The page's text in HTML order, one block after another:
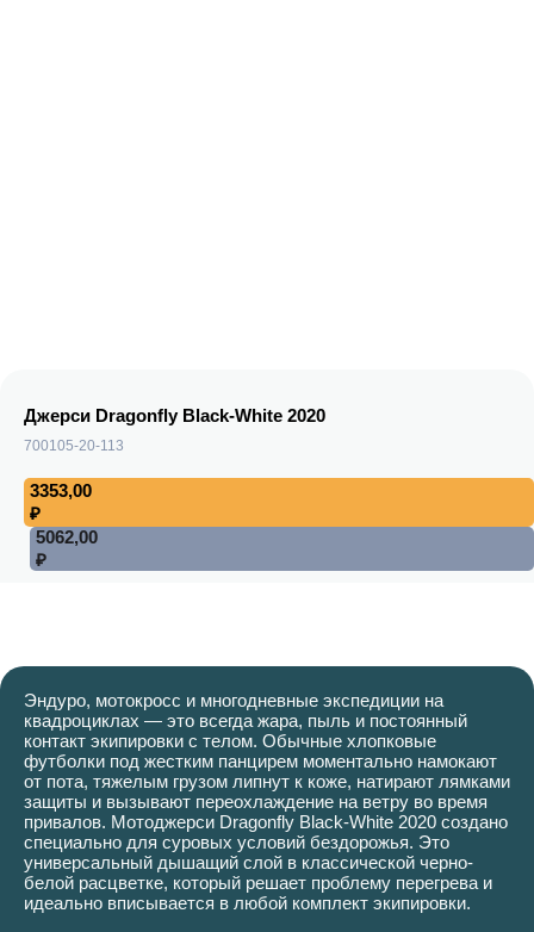
Джерси Dragonfly Black-White 2020
700105-20-113
3353,00
₽
5062,00
₽
Эндуро, мотокросс и многодневные экспедиции на
квадроциклах — это всегда жара, пыль и постоянный
контакт экипировки с телом. Обычные хлопковые
футболки под жестким панцирем моментально намокают
от пота, тяжелым грузом липнут к коже, натирают лямками
защиты и вызывают переохлаждение на ветру во время
привалов. Мотоджерси Dragonfly Black-White 2020 создано
специально для суровых условий бездорожья. Это
универсальный дышащий слой в классической черно-
белой расцветке, который решает проблему перегрева и
идеально вписывается в любой комплект экипировки.